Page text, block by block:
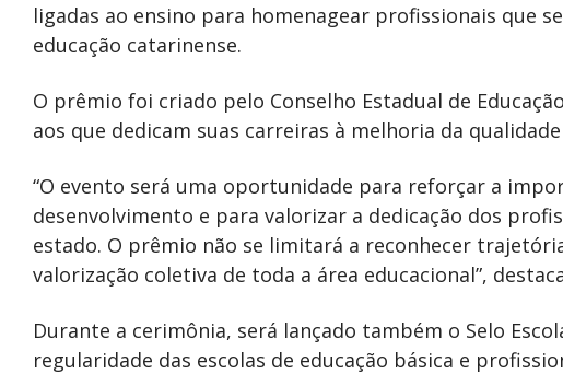
ligadas ao ensino para homenagear profissionais que
educação catarinense.
O prêmio foi criado pelo Conselho Estadual de
aos que dedicam suas carreiras à melhoria da
“O evento será uma oportunidade para reforçar a
desenvolvimento e para valorizar a dedicação dos
estado. O prêmio não se limitará a reconhecer
valorização coletiva de toda a área educacional”,
Durante a cerimônia, será lançado também o Selo
regularidade das escolas de educação básica e